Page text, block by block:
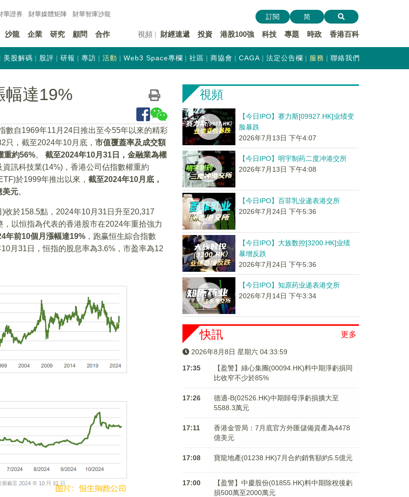
華證券 財華媒體矩陣 財華智庫沙龍
沙龍 企業 研究 顧問 合作 視頻 財經速遞 投資 港股100強 科技 專題 時政 香港百科
訂閱 简
美股解碼 股評 研報 專訪 活動 Web3 Space專欄 社區 商協會 CAGA 法定公告欄 服務 聯絡我們
幅達19%
數自1969年11月24日推出至今55年以來的精彩
只，截至2024年10月底， 市值覆蓋率及成交額
重約56%。 截至2024年10月31日，金融業為權
資訊科技業(14%)，香港公司佔指數權重約
於1999年推出以來， 截至2024年10月底，
美元。
收於158.5點，2024年10月31日升至20,317
，以恒指為代表的香港股市在2024年重拾強力
年前10個月漲幅達19% ，跑赢恒生綜合指數
月31日，恒指的股息率為3.6%，市盈率為12
視頻
【今日IPO】赛力斯[09927.HK]业绩变
脸暴跌
2026年7月13日 下午4:07
【今日IPO】明宇制药二度冲港交所
2026年7月13日 下午4:08
【今日IPO】百菲乳业递表港交所
2026年7月24日 下午5:36
【今日IPO】大族数控[3200.HK]业绩
暴增反跌
2026年7月24日 下午5:36
【今日IPO】知原药业递表港交所
2026年7月14日 下午3:34
更多
快訊
2026年8月8日 星期六 04:34:00
17:35
【盈警】綠心集團(00094.HK)料中期淨虧損同
比收窄不少於85%
17:26
德適-B(02526.HK)中期歸母淨虧損擴大至
5588.3萬元
17:11
香港金管局：7月底官方外匯儲備資產為4478
億美元
17:08 寶龍地產(01238.HK)7月合約銷售額約5.5億元
17:00
【盈警】中慶股份(01855.HK)料中期除稅後虧
損500萬至2000萬元